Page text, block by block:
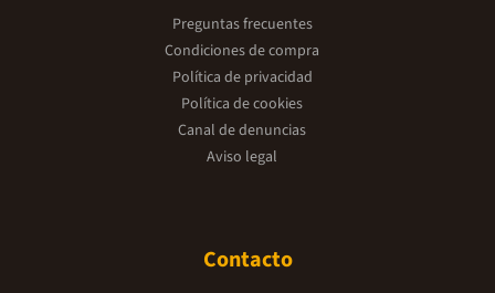
Preguntas frecuentes
Condiciones de compra
Política de privacidad
Política de cookies
Canal de denuncias
Aviso legal
Contacto